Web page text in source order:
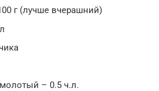
г (лучше вчерашний)
– 0.5 ч.л.